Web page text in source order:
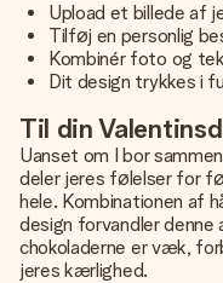
Upload et billede af
Tilføj en personlig
Kombinér foto og
Dit design trykkes i
Til din
Uanset om I bor
deler jeres følelser for
hele. Kombinationen af
design forvandler
chokoladerne er væk,
jeres kærlighed.